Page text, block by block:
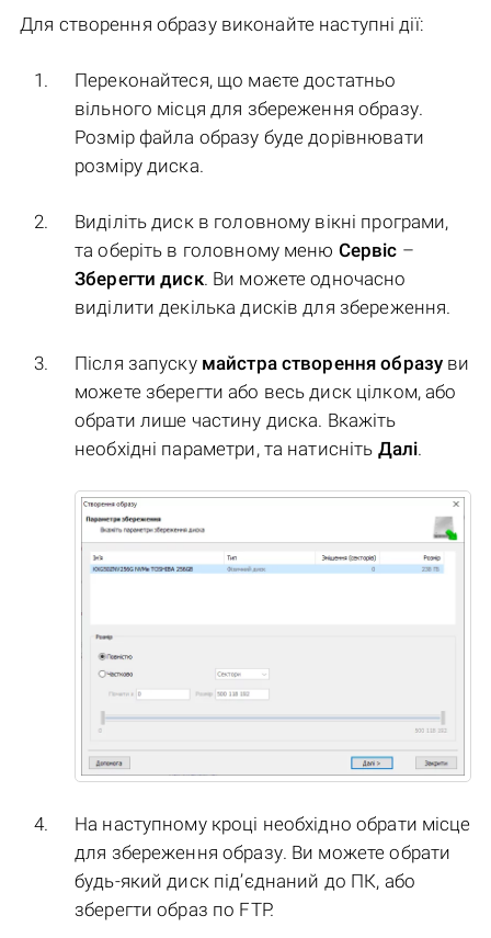
Для створення образу виконайте наступні дії:
Переконайтеся, що маєте достатньо
вільного місця для збереження образу.
Розмір файла образу буде дорівнювати
розміру диска.
Виділіть диск в головному вікні програми,
та оберіть в головному меню Сервіс –
Зберегти диск. Ви можете одночасно
виділити декілька дисків для збереження.
Після запуску майстра створення образу ви
можете зберегти або весь диск цілком, або
обрати лише частину диска. Вкажіть
необхідні параметри, та натисніть Далі.
На наступному кроці необхідно обрати місце
для збереження образу. Ви можете обрати
будь-який диск під’єднаний до ПК, або
зберегти образ по FTP.